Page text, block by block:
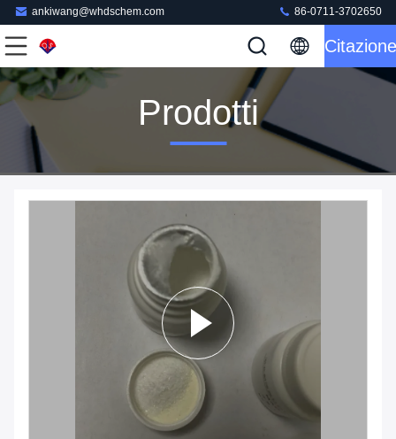
ankiwang@whdschem.com 86-0711-3702650
Citazione
Prodotti